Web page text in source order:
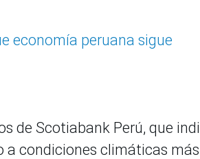
economía peruana sigue
de Scotiabank Perú, que
a condiciones climáticas más